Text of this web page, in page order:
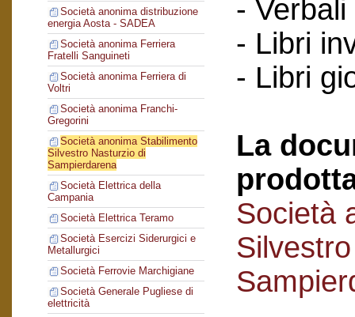
Società anonima distribuzione
energia Aosta - SADEA
Società anonima Ferriera
Fratelli Sanguineti
Società anonima Ferriera di
Voltri
Società anonima Franchi-
Gregorini
Società anonima Stabilimento
Silvestro Nasturzio di
Sampierdarena
Società Elettrica della
Campania
Società Elettrica Teramo
Società Esercizi Siderurgici e
Metallurgici
Società Ferrovie Marchigiane
Società Generale Pugliese di
elettricità
-
- Libri
- Libri
La
Società